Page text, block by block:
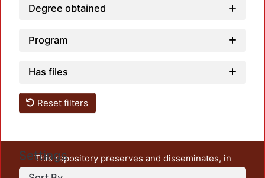
Degree obtained
Program
Has files
Reset filters
Settings
This repository preserves and disseminates, in
unrestricted open access, the teaching and research